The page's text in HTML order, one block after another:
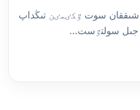
شىققان سوت ٷكٸمٸن تىڭداپ